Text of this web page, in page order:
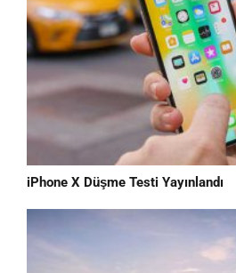
iPhone X Düşme Testi Yayınlandı